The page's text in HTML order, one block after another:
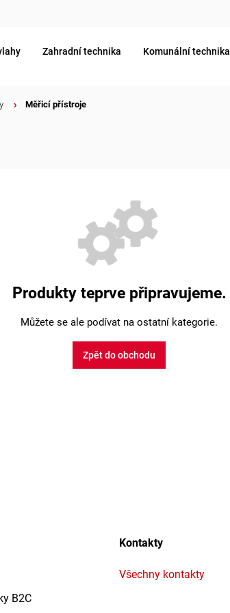
Zahradní technika Komunální technika
Měřicí přístroje
Produkty teprve připravujeme.
Můžete se ale podívat na ostatní kategorie.
Zpět do obchodu
B2C
Kontakty
Všechny kontakty